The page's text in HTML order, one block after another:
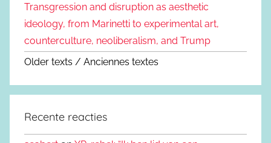
Transgression and disruption as aesthetic
ideology, from Marinetti to experimental art,
counterculture, neoliberalism, and Trump
Older texts / Anciennes textes
Recente reacties